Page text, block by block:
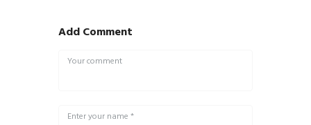
Add Comment